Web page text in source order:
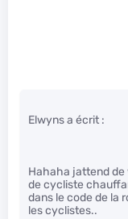
Elwyns a écrit :
Hahaha jattend de
de cycliste
dans le code de la
les cyclistes..